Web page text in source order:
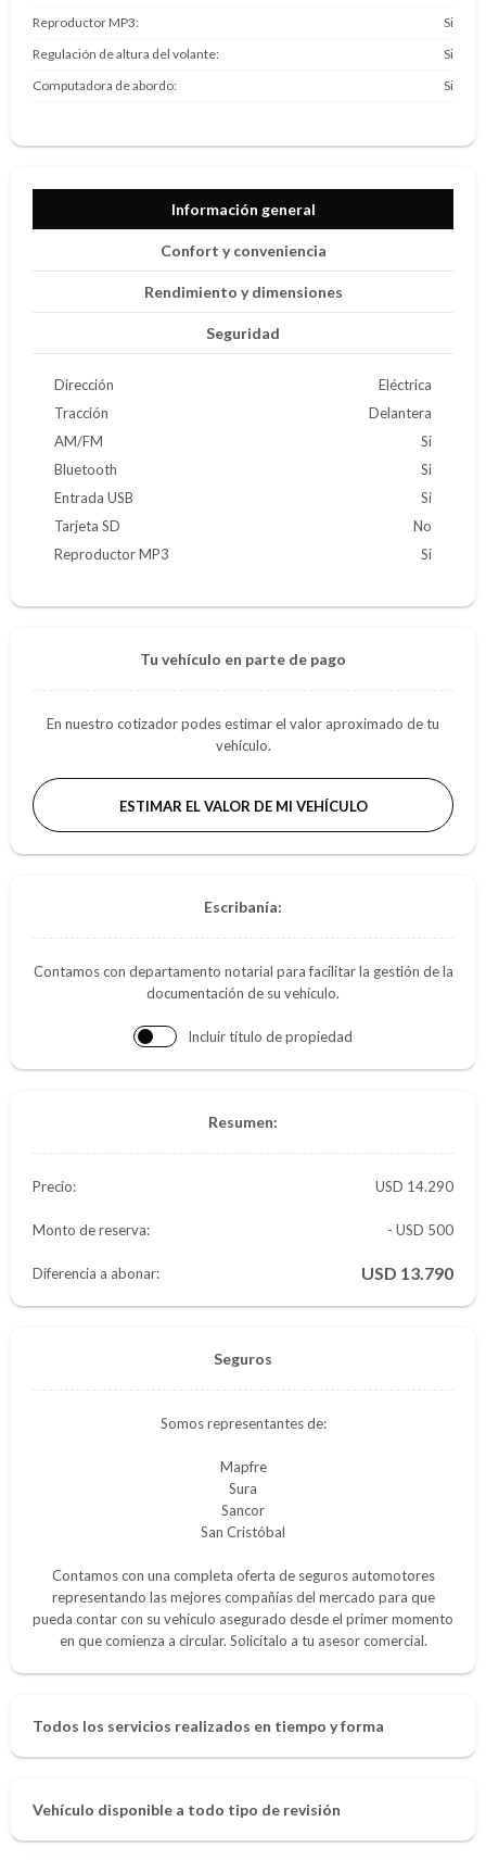
Reproductor MP3
Si
Regulación de altura del volante
Si
Computadora de abordo
Si
Información general
Confort y conveniencia
Rendimiento y dimensiones
Seguridad
Dirección
Eléctrica
Tracción
Delantera
AM/FM
Si
Bluetooth
Si
Entrada USB
Si
Tarjeta SD
No
Reproductor MP3
Si
Tu vehículo en parte de pago
En nuestro cotizador podes estimar el valor aproximado de tu
vehículo.
ESTIMAR EL VALOR DE MI VEHÍCULO
Escribanía:
Contamos con departamento notarial para facilitar la gestión de la
documentación de su vehículo.
Incluir título de propiedad
Resumen:
Precio: 14.290
Monto de reserva: - USD 500
Diferencia a abonar: 13.790
Seguros
Somos representantes de:
Mapfre
Sura
Sancor
San Cristóbal
Contamos con una completa oferta de seguros automotores
representando las mejores compañías del mercado para que
pueda contar con su vehículo asegurado desde el primer momento
en que comienza a circular. Solicítalo a tu asesor comercial.
Todos los servicios realizados en tiempo y forma
Vehículo disponible a todo tipo de revisión